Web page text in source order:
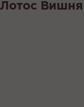
Лотос Вишня